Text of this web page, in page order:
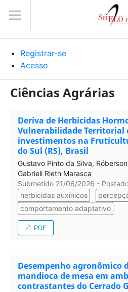
Registrar-se
Acesso
Ciências Agrárias
Deriva de Herbicidas
Vulnerabilidade Territorial
investimentos na
do Sul (RS), Brasil
Gustavo Pinto da Silva,
Gabrieli Rieth Marasca
Submetido 21/06/2026 -
herbicidas auxínicos
comportamento adaptativo
PDF
Desempenho agronômico
mandioca de mesa em
contrastantes do Cerrado